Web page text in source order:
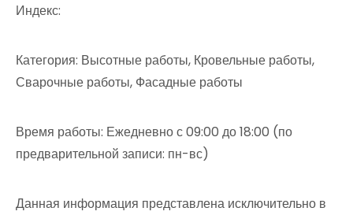
Индекс:
Категория: Высотные работы, Кровельные работы,
Сварочные работы, Фасадные работы
Время работы: Ежедневно с 09:00 до 18:00 (по
предварительной записи: пн-вс)
Данная информация представлена исключительно в